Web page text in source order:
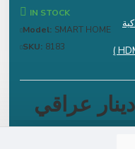
IN STOCK
Model: SMART HOME
SKU: